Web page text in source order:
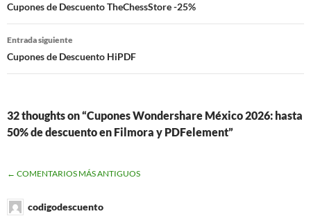
entradas
Cupones de Descuento TheChessStore -25%
Entrada siguiente
Cupones de Descuento HiPDF
32 thoughts on “Cupones Wondershare México 2026: hasta
50% de descuento en Filmora y PDFelement”
NAVEGACIÓN
COMENTARIOS
← COMENTARIOS MÁS ANTIGUOS
codigodescuento